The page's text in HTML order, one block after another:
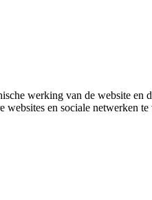
werking van de website
en sociale netwerken